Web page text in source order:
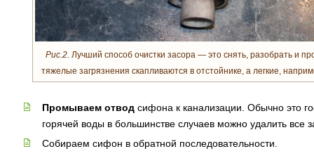
Рис.2. Лучший способ очистки засора — это снять, разобрать и
тяжелые загрязнения скапливаются в отстойнике, а легкие,
Промываем отвод сифона к канализации. Обычно это
горячей воды в большинстве случаев можно удалить все
Собираем сифон в обратной последовательности.